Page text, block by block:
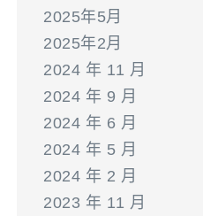
2025年5月
2025年2月
2024 年 11 月
2024 年 9 月
2024 年 6 月
2024 年 5 月
2024 年 2 月
2023 年 11 月